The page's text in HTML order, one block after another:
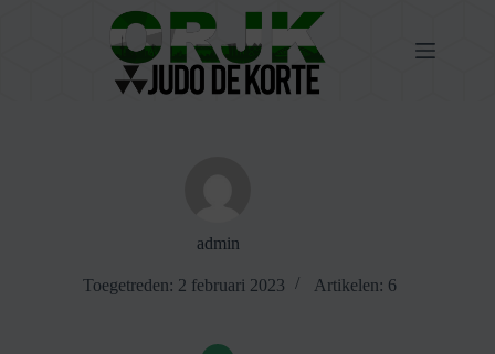
admin
Toegetreden: 2 februari 2023 Artikelen: 6